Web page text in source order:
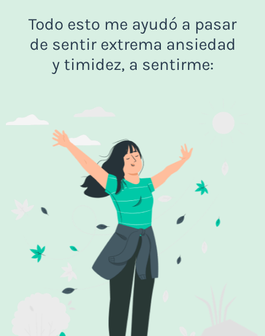
Todo esto me ayudó a pasar
de sentir extrema ansiedad
y timidez, a sentirme: